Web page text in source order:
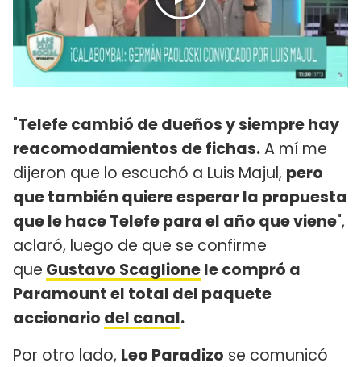
"Telefe cambió de dueños y siempre hay
reacomodamientos de fichas.A mí me
dijeron que lo escuchó a Luis Majul, pero
que también quiere esperar la propuesta
que le hace Telefe para el año que viene",
aclaró, luego de que se confirme
que Gustavo Scaglionele compró a
Paramount el total del paquete
accionario del canal.
Por otro lado, Leo Paradizo se comunicó